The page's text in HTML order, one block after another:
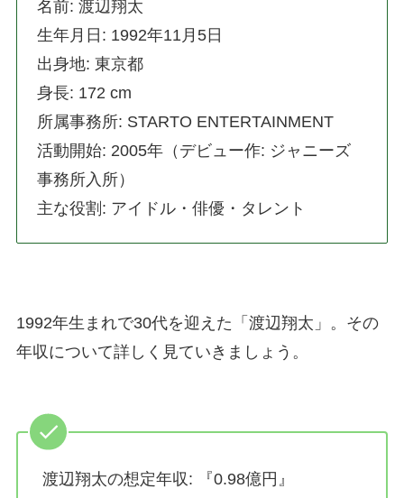
名前: 渡辺翔太
生年月日: 1992年11月5日
出身地: 東京都
身長: 172 cm
所属事務所: STARTO ENTERTAINMENT
活動開始: 2005年（デビュー作: ジャニーズ
事務所入所）
主な役割: アイドル・俳優・タレント
1992年生まれで30代を迎えた「渡辺翔太」。その
年収について詳しく見ていきましょう。
渡辺翔太の想定年収: 『0.98億円』